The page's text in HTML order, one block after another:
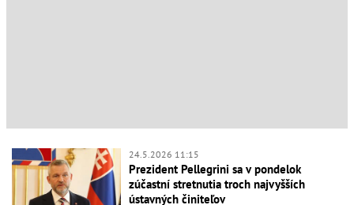
24.5.2026 11:15
Prezident Pellegrini sa v pondelok
zúčastní stretnutia troch najvyšších
ústavných činiteľov